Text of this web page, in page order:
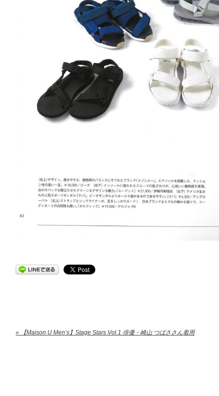
« 【Maison U Men’s】Stage Stars Vol.1 俳優・崎山 つばささん着用